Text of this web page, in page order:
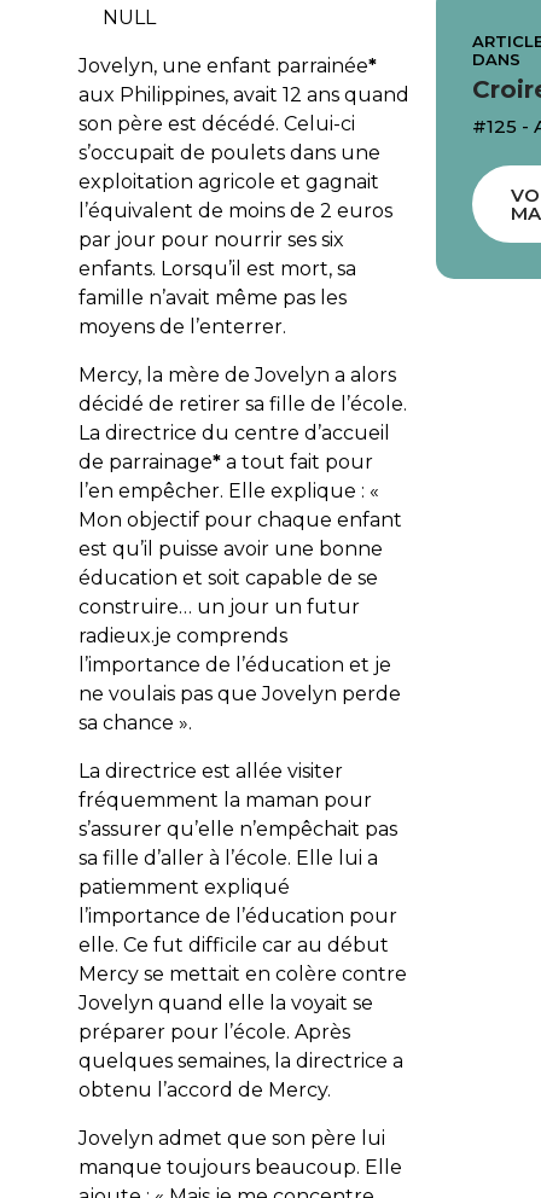
NULL
Jovelyn, une enfant parrainée*
aux Philippines, avait 12 ans quand
son père est décédé. Celui-ci
s’occupait de poulets dans une
exploitation agricole et gagnait
l’équivalent de moins de 2 euros
par jour pour nourrir ses six
enfants. Lorsqu’il est mort, sa
famille n’avait même pas les
moyens de l’enterrer.
Mercy, la mère de Jovelyn a alors
décidé de retirer sa fille de l’école.
La directrice du centre d’accueil
de parrainage*a tout fait pour
l’en empêcher. Elle explique : «
Mon objectif pour chaque enfant
est qu’il puisse avoir une bonne
éducation et soit capable de se
construire… un jour un futur
radieux.je comprends
l’importance de l’éducation et je
ne voulais pas que Jovelyn perde
sa chance ».
La directrice est allée visiter
fréquemment la maman pour
s’assurer qu’elle n’empêchait pas
sa fille d’aller à l’école. Elle lui a
patiemment expliqué
l’importance de l’éducation pour
elle. Ce fut difficile car au début
Mercy se mettait en colère contre
Jovelyn quand elle la voyait se
préparer pour l’école. Après
quelques semaines, la directrice a
obtenu l’accord de Mercy.
Jovelyn admet que son père lui
manque toujours beaucoup. Elle
DANS
#125 -